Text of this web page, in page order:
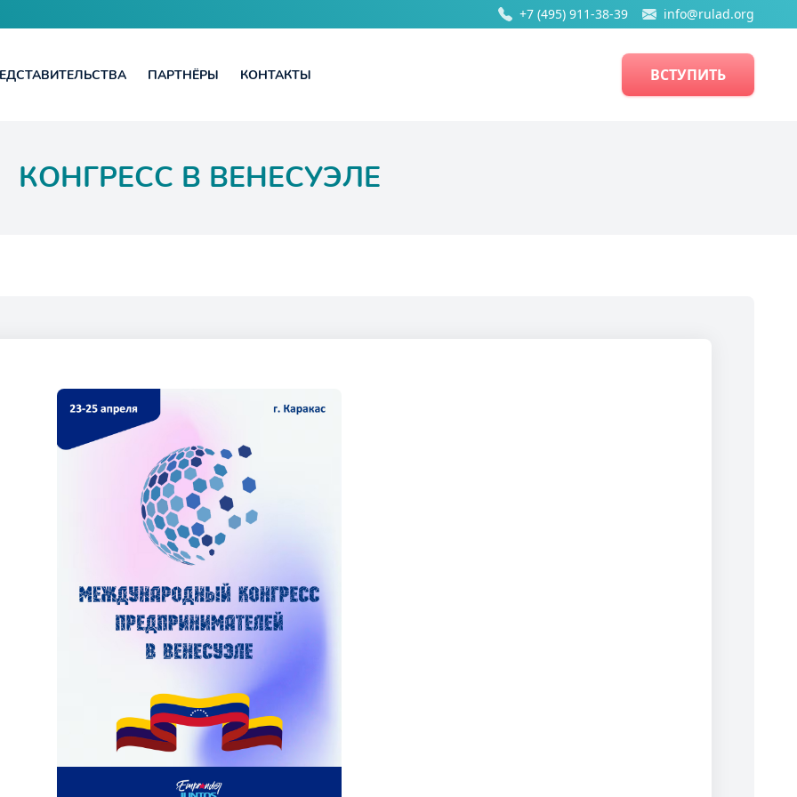
+7 (495) 911-38-39 info@rulad.org
ПАРТНЁРЫ КОНТАКТЫ ВСТУПИТЬ
КОНГРЕСС В ВЕНЕСУЭЛЕ